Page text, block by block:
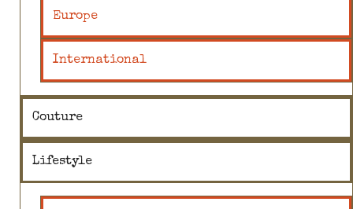
Europe
International
Couture
Lifestyle